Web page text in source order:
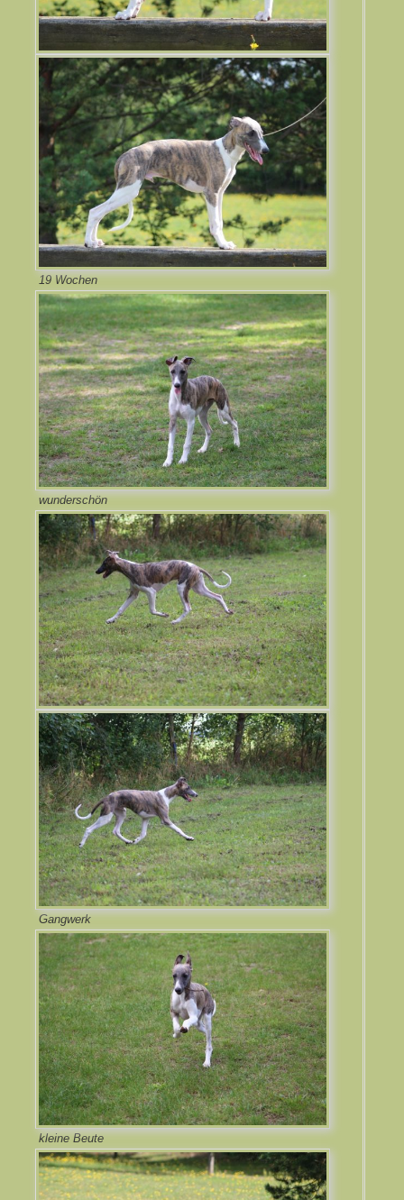
19 Wochen
wunderschön
Gangwerk
kleine Beute